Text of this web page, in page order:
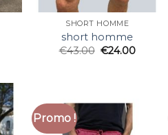
SHORT HOMME
short homme
€43.00 €24.00
Promo !